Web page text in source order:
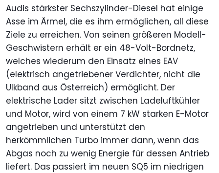
Audis stärkster Sechszylinder-Diesel hat einige
Asse im Ärmel, die es ihm ermöglichen, all diese
Ziele zu erreichen. Von seinen größeren Modell-
Geschwistern erhält er ein 48-Volt-Bordnetz,
welches wiederum den Einsatz eines EAV
(elektrisch angetriebener Verdichter, nicht die
Ulkband aus Österreich) ermöglicht. Der
elektrische Lader sitzt zwischen Ladeluftkühler
und Motor, wird von einem 7 kW starken E-Motor
angetrieben und unterstützt den
herkömmlichen Turbo immer dann, wenn das
Abgas noch zu wenig Energie für dessen Antrieb
liefert. Das passiert im neuen SQ5 im niedrigen